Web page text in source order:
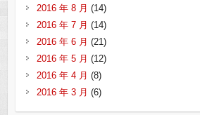
2016 年 8 月 (14)
2016 年 7 月 (14)
2016 年 6 月 (21)
2016 年 5 月 (12)
2016 年 4 月 (8)
2016 年 3 月 (6)